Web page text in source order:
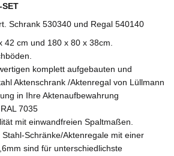
Schrank 530340 und Regal 540140
42 cm und 180 x 80 x 38cm.
komplett aufgebauten und
Aktenschrank /Aktenregal von Lüllmann
in Ihre Aktenaufbewahrung
7035
mit einwandfreien Spaltmaßen.
Schränke/Aktenregale mit einer
sind für unterschiedlichste